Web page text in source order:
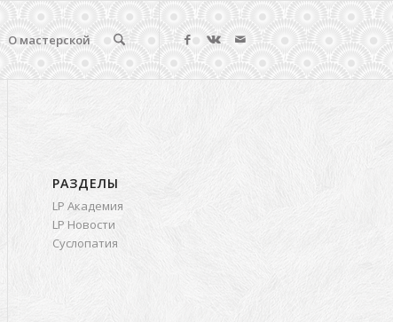
О мастерской
РАЗДЕЛЫ
LP Академия
LP Новости
Суслопатия